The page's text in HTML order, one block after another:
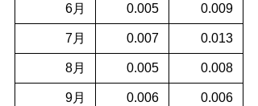
6月 0.005 0.009
7月 0.007 0.013
8月 0.005 0.008
9月 0.006 0.006